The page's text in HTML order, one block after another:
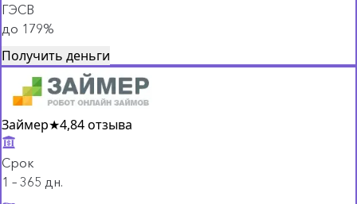
ГЭСВ
до 179%
Получить деньги
Займер★4,84 отзыва
Срок
1 – 365 дн.